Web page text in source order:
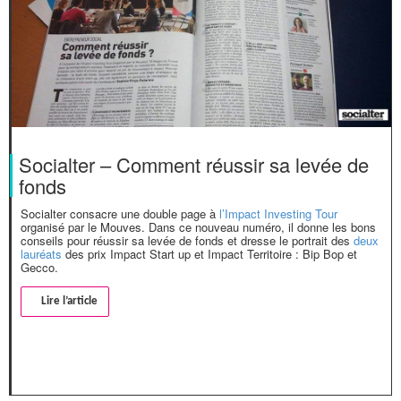
Socialter – Comment réussir sa levée de
fonds
Socialter consacre une double page à l’Impact Investing Tour
organisé par le Mouves. Dans ce nouveau numéro, il donne les bons
conseils pour réussir sa levée de fonds et dresse le portrait des deux
lauréats des prix Impact Start up et Impact Territoire : Bip Bop et
Gecco.
Lire l’article